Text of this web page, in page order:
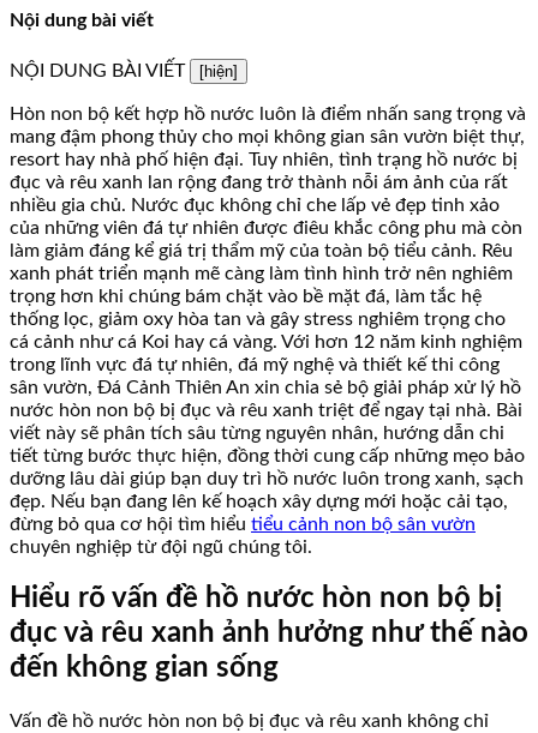
Nội dung bài viết
NỘI DUNG BÀI VIẾT [hiện]
Hòn non bộ kết hợp hồ nước luôn là điểm nhấn sang trọng và
mang đậm phong thủy cho mọi không gian sân vườn biệt thự,
resort hay nhà phố hiện đại. Tuy nhiên, tình trạng hồ nước bị
đục và rêu xanh lan rộng đang trở thành nỗi ám ảnh của rất
nhiều gia chủ. Nước đục không chỉ che lấp vẻ đẹp tinh xảo
của những viên đá tự nhiên được điêu khắc công phu mà còn
làm giảm đáng kể giá trị thẩm mỹ của toàn bộ tiểu cảnh. Rêu
xanh phát triển mạnh mẽ càng làm tình hình trở nên nghiêm
trọng hơn khi chúng bám chặt vào bề mặt đá, làm tắc hệ
thống lọc, giảm oxy hòa tan và gây stress nghiêm trọng cho
cá cảnh như cá Koi hay cá vàng. Với hơn 12 năm kinh nghiệm
trong lĩnh vực đá tự nhiên, đá mỹ nghệ và thiết kế thi công
sân vườn, Đá Cảnh Thiên An xin chia sẻ bộ giải pháp xử lý hồ
nước hòn non bộ bị đục và rêu xanh triệt để ngay tại nhà. Bài
viết này sẽ phân tích sâu từng nguyên nhân, hướng dẫn chi
tiết từng bước thực hiện, đồng thời cung cấp những mẹo bảo
dưỡng lâu dài giúp bạn duy trì hồ nước luôn trong xanh, sạch
đẹp. Nếu bạn đang lên kế hoạch xây dựng mới hoặc cải tạo,
đừng bỏ qua cơ hội tìm hiểu tiểu cảnh non bộ sân vườn
chuyên nghiệp từ đội ngũ chúng tôi.
Hiểu rõ vấn đề hồ nước hòn non bộ bị
đục và rêu xanh ảnh hưởng như thế nào
đến không gian sống
Vấn đề hồ nước hòn non bộ bị đục và rêu xanh không chỉ